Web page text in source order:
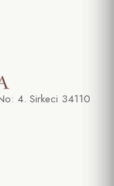
4. Sirkeci 34110